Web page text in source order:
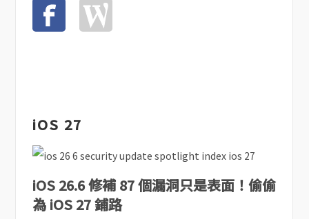
iOS 27
iOS 26.6 修補 87 個漏洞只是表面！偷偷
為 iOS 27 鋪路